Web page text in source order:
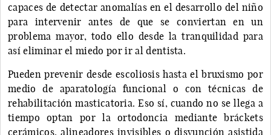
capaces de detectar anomalías en el desarrollo del niño
para intervenir antes de que se conviertan en un
problema mayor, todo ello desde la tranquilidad para
así eliminar el miedo por ir al dentista.
Pueden prevenir desde escoliosis hasta el bruxismo por
medio de aparatología funcional o con técnicas de
rehabilitación masticatoria. Eso sí, cuando no se llega a
tiempo optan por la ortodoncia mediante bráckets
cerámicos, alineadores invisibles o disyunción asistida